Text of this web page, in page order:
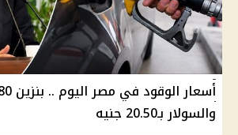
والسولار بـ20.50 جنيه